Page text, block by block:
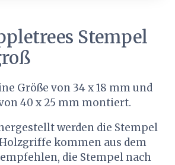
Stempel
Größe von 34 x 18 mm und
40 x 25 mm montiert.
werden die Stempel
kommen aus dem
die Stempel nach